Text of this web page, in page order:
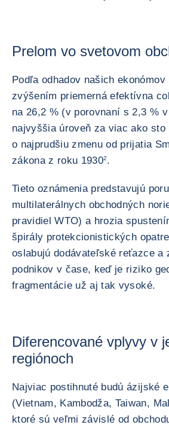
Prelom vo svetovom
Podľa odhadov našich
zvýšením priemerná efektívna
na 26,2 % (v porovnaní s 2,3 %
najvyššia úroveň za viac ako sto
o najprudšiu zmenu od prijatia
zákona z roku 19302.
Tieto oznámenia predstavujú
multilaterálnych obchodných
pravidiel WTO) a hrozia
špirály protekcionistických
oslabujú dodávateľské reťazce a
podnikov v čase, keď je riziko
fragmentácie už aj tak vysoké.
Diferencované vplyvy v
regiónoch
Najviac postihnuté budú ázijské
(Vietnam, Kambodža, Taiwan,
ktoré sú veľmi závislé od